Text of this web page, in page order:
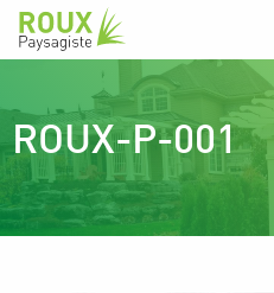
ROUX-P-001